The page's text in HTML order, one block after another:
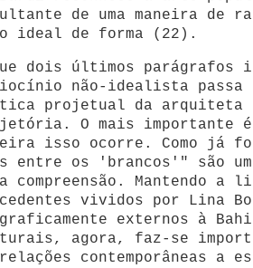
de uma maneira de
ideal de forma (22).
dois últimos parágrafos
não-idealista
projetual da arquiteta
O mais importante é
isso ocorre. Como já
entre os 'brancos'" são
compreensão. Mantendo a
vividos por Lina
externos à
agora, faz-se
contemporâneas